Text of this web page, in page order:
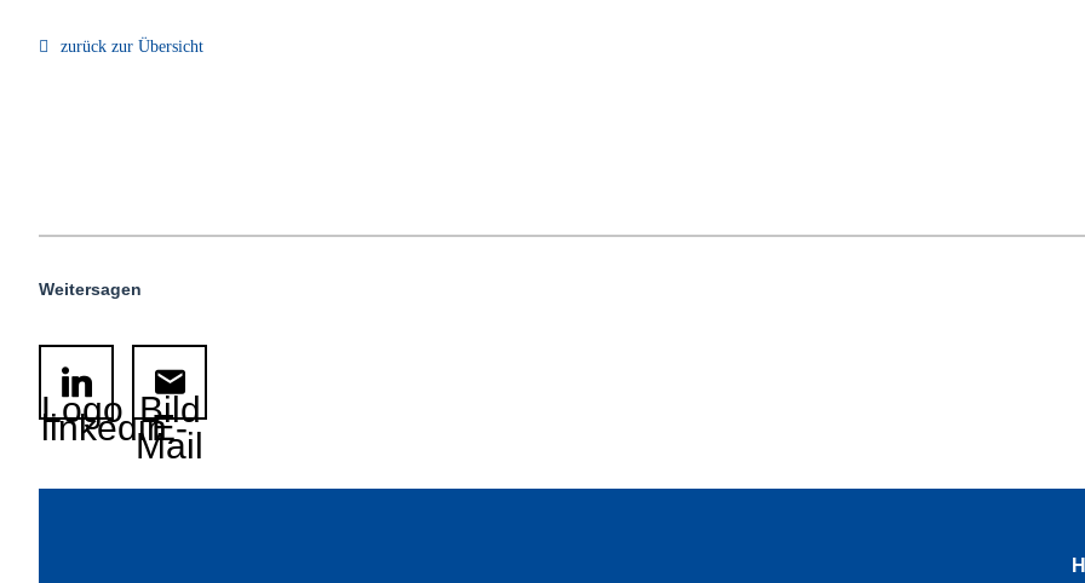
zurück zur Übersicht
Weitersagen
Logo
linkedinBild
E-
Mail